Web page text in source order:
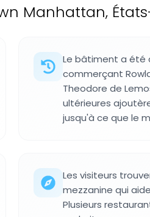
Manhattan,
Le bâtiment a été
commerçant
Theodore de
ultérieures
jusqu'à ce que le
Les visiteurs
mezzanine qui
Plusieurs